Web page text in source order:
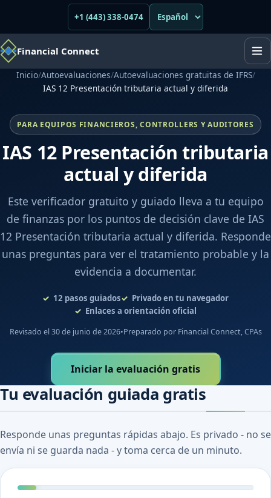
+1 (443) 338-0474
Financial Connect
Inicio/Autoevaluaciones/Autoevaluaciones gratuitas de IFRS/
IAS 12 Presentación tributaria actual y diferida
PARA EQUIPOS FINANCIEROS, CONTROLLERS Y AUDITORES
IAS 12 Presentación tributaria
actual y diferida
Este verificador gratuito y guiado lleva a tu equipo
de finanzas por los puntos de decisión clave de IAS
12 Presentación tributaria actual y diferida. Responde
unas preguntas para ver el tratamiento probable y la
evidencia a documentar.
12 pasos guiados
Privado en tu navegador
Enlaces a orientación oficial
Revisado el 30 de junio de 2026•Preparado por Financial Connect, CPAs
Iniciar la evaluación gratis
Tu evaluación guiada gratis
Responde unas preguntas rápidas abajo. Es privado - no se
envía ni se guarda nada - y toma cerca de un minuto.